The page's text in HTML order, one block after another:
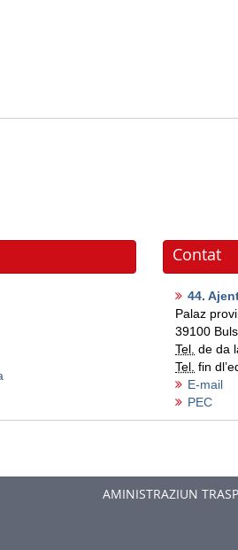
Contat
44.
Palaz
39100
Tel. de da
Tel. fin
E-mail
PEC
AMINISTRAZIUN